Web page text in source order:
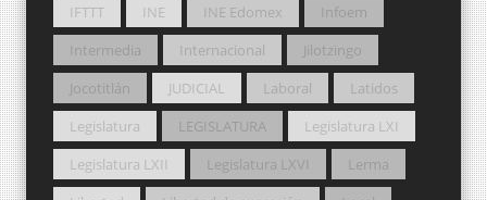
IFTTT
INE INE Edomex
Infoem
Intermedia
Internacional
Jilotzingo
Jocotitlán
JUDICIAL Laboral
Latidos
Legislatura
LEGISLATURA
Legislatura LXI
Legislatura LXII
Legislatura LXVI
Lerma